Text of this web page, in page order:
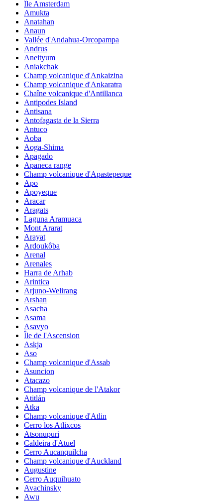
Île Amsterdam
Amukta
Anatahan
Anaun
Vallée d'Andahua-Orcopampa
Andrus
Aneityum
Aniakchak
Champ volcanique d'Ankaizina
Champ volcanique d'Ankaratra
Chaîne volcanique d'Antillanca
Antipodes Island
Antisana
Antofagasta de la Sierra
Antuco
Aoba
Aoga-Shima
Apagado
Apaneca range
Champ volcanique d'Apastepeque
Apo
Apoyeque
Aracar
Aragats
Laguna Aramuaca
Mont Ararat
Arayat
Ardoukôba
Arenal
Arenales
Harra de Arhab
Arintica
Arjuno-Welirang
Arshan
Asacha
Asama
Asavyo
Île de l'Ascension
Askja
Aso
Champ volcanique d'Assab
Asuncion
Atacazo
Champ volcanique de l'Atakor
Atitlán
Atka
Champ volcanique d'Atlin
Cerro los Atlixcos
Atsonupuri
Caldeira d'Atuel
Cerro Aucanquilcha
Champ volcanique d'Auckland
Augustine
Cerro Auquihuato
Avachinsky
Awu